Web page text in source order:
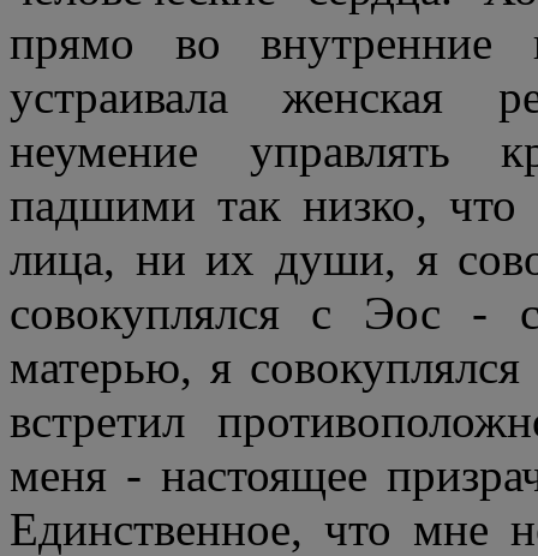
прямо во
устраивала женская
неумение управлять
падшими так низко,
лица, ни их души, я
совокуплялся с Эос -
матерью, я
встретил
меня - настоящее
Единственное, что мне